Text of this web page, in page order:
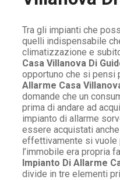
Tra gli impianti che
quelli indispensabile
climatizzazione e
Casa Villanova Di
opportuno che si pensi
Allarme Casa
domande che un
prima di andare ad
impianto di allarme
essere acquistati
effettivamente si vuole
l’immobile era propria
Impianto Di Allarme
divide in tre elementi